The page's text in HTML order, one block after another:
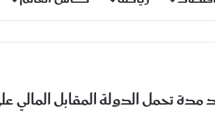
تحمل الدولة المقابل المالي